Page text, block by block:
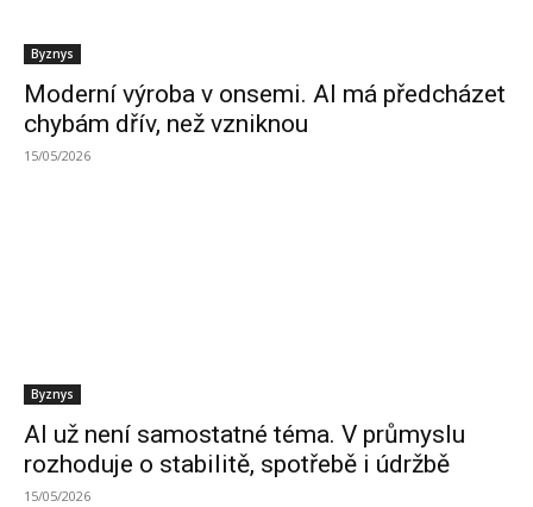
Byznys
Moderní výroba v onsemi. AI má předcházet
chybám dřív, než vzniknou
15/05/2026
Byznys
AI už není samostatné téma. V průmyslu
rozhoduje o stabilitě, spotřebě i údržbě
15/05/2026